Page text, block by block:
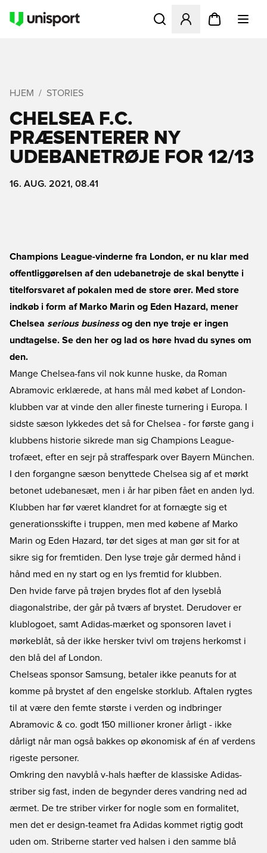
Åbner en Modal til at
HJEM STORIES
CHELSEA F.C.
PRÆSENTERER NY
UDEBANETRØJE FOR 12/13
16. AUG. 2021, 08.41
Champions League-vinderne fra London, er nu klar med
offentliggørelsen af den udebanetrøje de skal benytte i
titelforsvaret af pokalen med de store ører. Med store
indkøb i form af Marko Marin og Eden Hazard, mener
Chelsea serious businessog den nye trøje er ingen
undtagelse. Se den her og lad os høre hvad du synes om
den.
Mange Chelsea-fans vil nok kunne huske, da Roman
Abramovic erklærede, at hans mål med købet af London-
klubben var at vinde den aller fineste turnering i Europa. I
sidste sæson lykkedes det så for Chelsea - for første gang i
klubbens historie sikrede man sig Champions League-
trofæet, efter en sejr på straffespark over Bayern München.
I den forgangne sæson benyttede Chelsea sig af et mørkt
betonet udebanesæt, men i år har piben fået en anden lyd.
Klubben har før været klandret for at fornægte sig et
generationsskifte i truppen, men med købene af Marko
Marin og Eden Hazard, tør det siges at man gør sit for at
sikre sig for fremtiden. Den lyse trøje går dermed hånd i
hånd med en ny start og en lys fremtid for klubben.
Den hvide farve på trøjen brydes flot af den lyseblå
diagonalstribe, der går på tværs af brystet. Derudover er
klublogoet, samt Adidas-mærket og sponsoren lavet i
mørkeblåt, så der ikke hersker tvivl om trøjens herkomst i
den blå del af London.
Chelseas sponsor Samsung, betaler ikke peanuts for at
komme på brystet af den engelske storklub. Aftalen rygtes
til at være den femte største i verden og indbringer
Abramovic & co. godt 150 millioner kroner årligt - ikke
dårligt når man også bakkes op økonomisk af én af verdens
rigeste personer.
Omkring den navyblå v-hals hæfter de klassiske Adidas-
striber sig fast, inden de begynder deres vandring ned ad
ærmet. De tre striber virker for nogle som en formalitet,
men det er design-teamet fra Adidas kommet rigtig godt
uden om. Striberne starter ved halsen i den samme blå